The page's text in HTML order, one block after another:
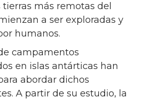
más remotas del
a ser exploradas y
humanos.
campamentos
en islas antárticas han
abordar dichos
A partir de su estudio, la